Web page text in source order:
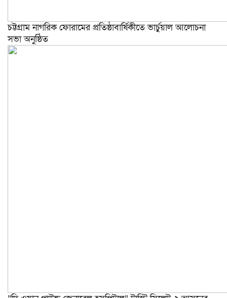
চট্টগ্রাম নাগরিক ফোরামের প্রতিষ্ঠাবার্ষিকীতে ভার্চুয়াল আলোচনা
সভা অনুষ্ঠিত